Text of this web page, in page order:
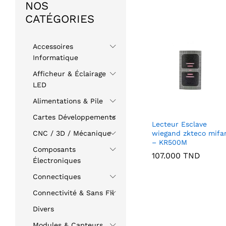
Lecteur Esclave
wiegand zkteco
– KR500M
107.000 TND
NOS
CATÉGORIES
Accessoires
Informatique
Afficheur & Éclairage
LED
Alimentations & Pile
Cartes Développements
CNC / 3D / Mécanique
Composants
Électroniques
Connectiques
Connectivité & Sans Fil
Divers